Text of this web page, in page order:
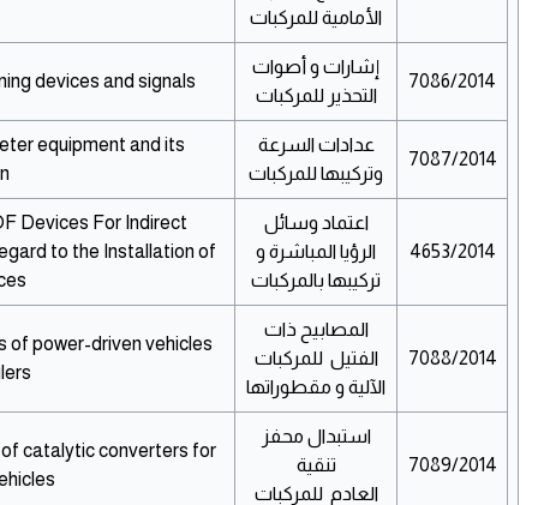
الأمامية للمركبات
7086/2014
إشارات و أصوات
التحذير للمركبات
devices and signals.
7087/2014
عدادات السرعة
وتركيبها للمركبات
equipment and its
4653/2014
اعتماد وسائل
الرؤيا المباشرة و
تركيبها بالمركبات
Devices For Indirect
to the Installation of
7088/2014
المصابيح ذات
الفتيل للمركبات
الآلية و مقطوراتها
of power-driven vehicles
7089/2014
استبدال محفز
تنقية
العادم للمركبات
catalytic converters for